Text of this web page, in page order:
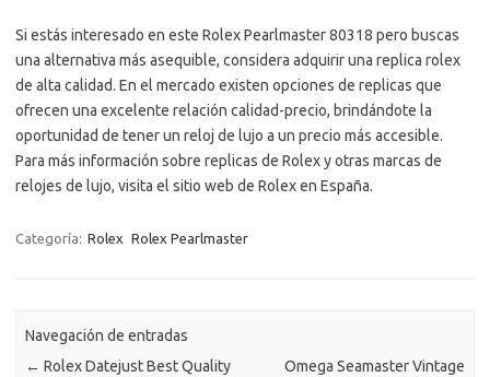
Si estás interesado en este Rolex Pearlmaster 80318 pero buscas
una alternativa más asequible, considera adquirir una replica rolex
de alta calidad. En el mercado existen opciones de replicas que
ofrecen una excelente relación calidad-precio, brindándote la
oportunidad de tener un reloj de lujo a un precio más accesible.
Para más información sobre replicas de Rolex y otras marcas de
relojes de lujo, visita el sitio web de Rolex en España.
Categoría: Rolex Rolex Pearlmaster
Navegación de entradas
← Rolex Datejust Best Quality
Omega Seamaster Vintage